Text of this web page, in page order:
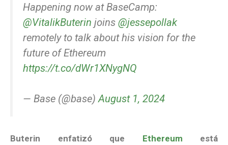
Happening now at BaseCamp:
@VitalikButerin joins @jessepollak
remotely to talk about his vision for the
future of Ethereum
https://t.co/dWr1XNygNQ
— Base (@base)August 1, 2024
Buterin enfatizó que Ethereum está